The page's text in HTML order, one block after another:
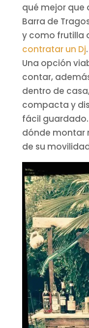
qué mejor que
Barra de
y como frutilla
contratar un Dj.
Una opción
contar,
dentro de
compacta y
fácil
dónde montar
de su